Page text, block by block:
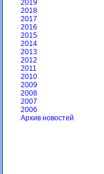
2019
2018
2017
2016
2015
2014
2013
2012
2011
2010
2009
2008
2007
2006
Архив новостей